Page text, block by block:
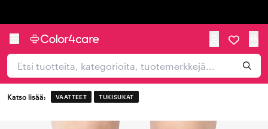
Katso lisää: VAATTEET TUKISUKAT